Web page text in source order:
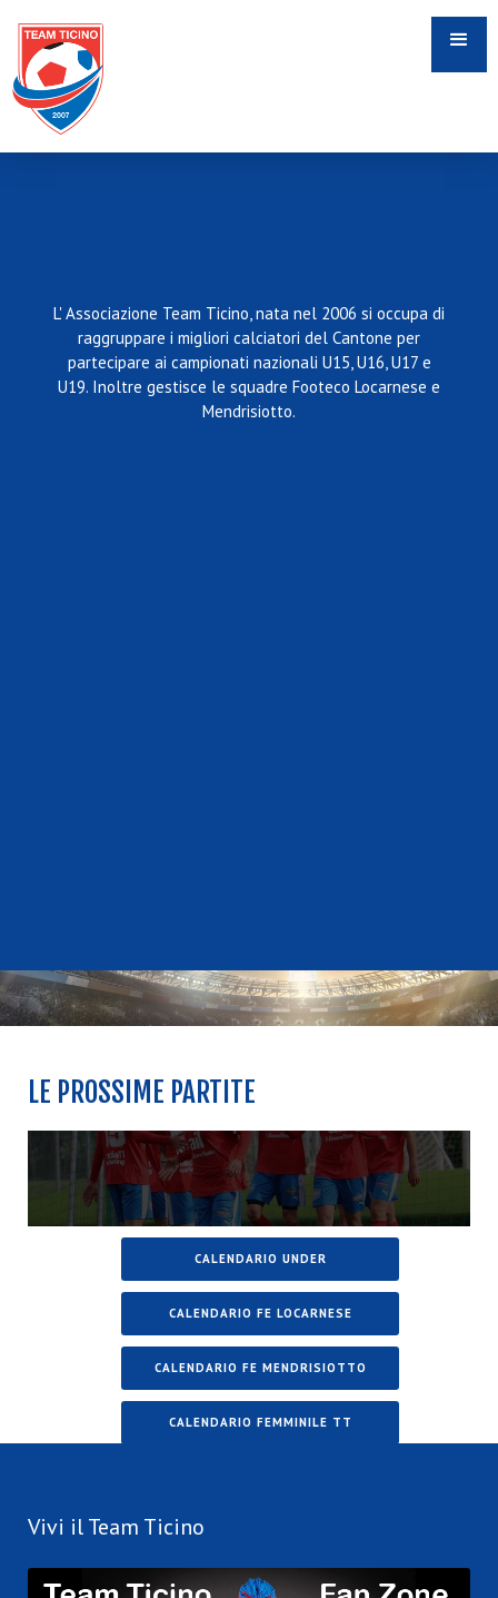
L' Associazione Team Ticino, nata nel 2006 si occupa di
raggruppare i migliori calciatori del Cantone per
partecipare ai campionati nazionali U15, U16, U17 e
U19. Inoltre gestisce le squadre Footeco Locarnese e
Mendrisiotto.
LE PROSSIME PARTITE
CALENDARIO UNDER
CALENDARIO FE LOCARNESE
CALENDARIO FE MENDRISIOTTO
CALENDARIO FEMMINILE TT
Vivi il Team Ticino